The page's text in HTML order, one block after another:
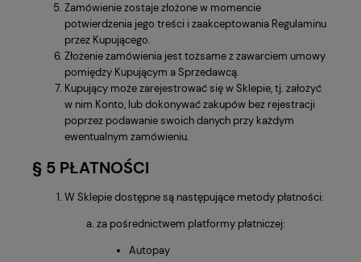
Zamówienie zostaje złożone w momencie
potwierdzenia jego treści i zaakceptowania Regulaminu
przez Kupującego.
Złożenie zamówienia jest tożsame z zawarciem umowy
pomiędzy Kupującym a Sprzedawcą.
Kupujący może zarejestrować się w Sklepie, tj. założyć
w nim Konto, lub dokonywać zakupów bez rejestracji
poprzez podawanie swoich danych przy każdym
ewentualnym zamówieniu.
§ 5 PŁATNOŚCI
W Sklepie dostępne są następujące metody płatności:
za pośrednictwem platformy płatniczej:
Autopay